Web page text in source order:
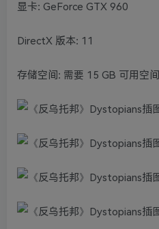
显卡: GeForce GTX 960
DirectX 版本: 11
存储空间: 需要 15 GB 可用空间